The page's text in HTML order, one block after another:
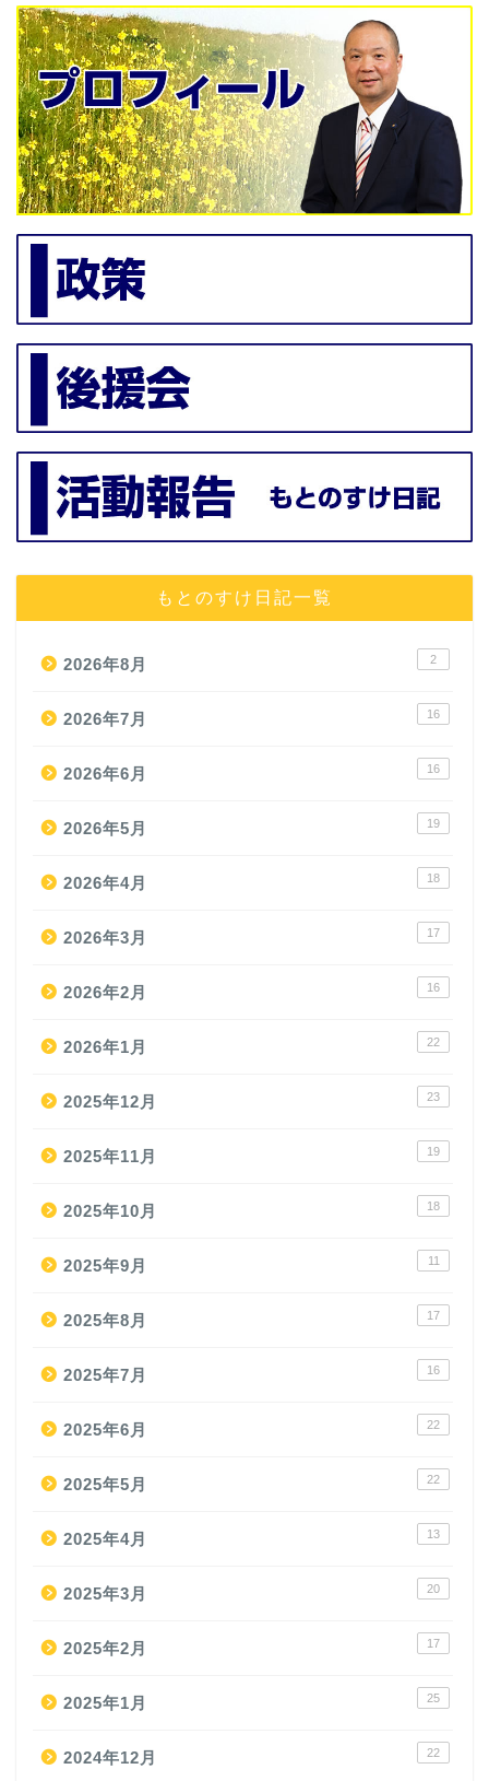
もとのすけ日記一覧
2026年8月 2
2026年7月 16
2026年6月 16
2026年5月 19
2026年4月 18
2026年3月 17
2026年2月 16
2026年1月 22
2025年12月 23
2025年11月 19
2025年10月 18
2025年9月 11
2025年8月 17
2025年7月 16
2025年6月 22
2025年5月 22
2025年4月 13
2025年3月 20
2025年2月 17
2025年1月 25
2024年12月 22